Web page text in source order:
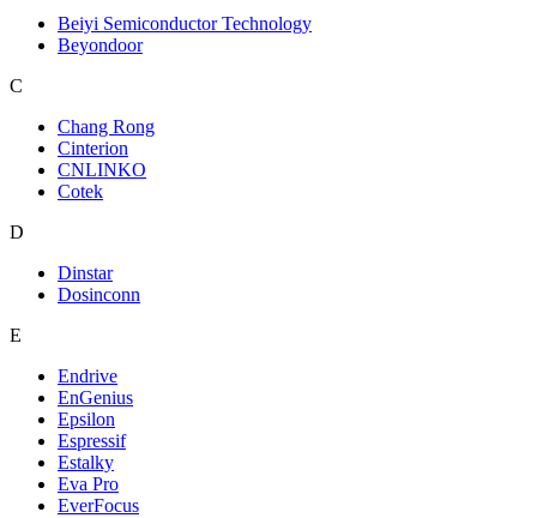
Beiyi Semiconductor Technology
Beyondoor
C
Chang Rong
Cinterion
CNLINKO
Cotek
D
Dinstar
Dosinconn
E
Endrive
EnGenius
Epsilon
Espressif
Estalky
Eva Pro
EverFocus